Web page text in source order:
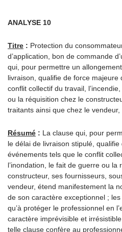
ANALYSE 10
Titre : Protection du
d’application, bon de commande
qui, pour permettre un
livraison, qualifie de force
conflit collectif du travail,
ou la réquisition chez le
traitants ainsi que chez le vendeur,
Résumé : La clause qui, pour
le délai de livraison stipulé,
événements tels que le conflit
l’inondation, le fait de guerre ou la
constructeur, ses fournisseurs,
vendeur, étend manifestement la
de son caractère exceptionnel ;
qu’à protéger le professionnel en
caractère imprévisible et
telle clause confère au